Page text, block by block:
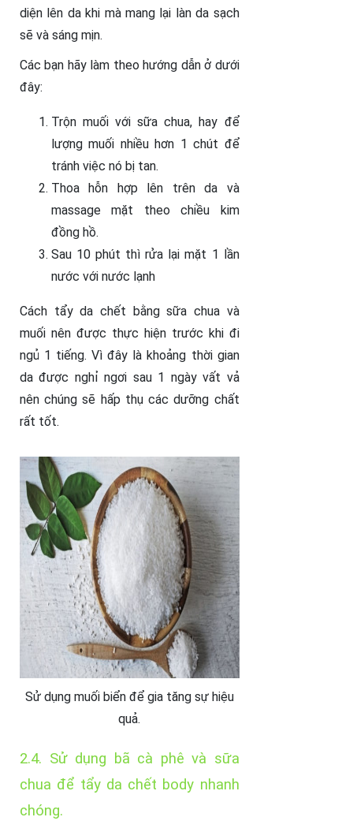
diện lên da khi mà mang lại làn da sạch
sẽ và sáng mịn.
Các bạn hãy làm theo hướng dẫn ở dưới
đây:
Trộn muối với sữa chua, hay để
lượng muối nhiều hơn 1 chút để
tránh việc nó bị tan.
Thoa hỗn hợp lên trên da và
massage mặt theo chiều kim
đồng hồ.
Sau 10 phút thì rửa lại mặt 1 lần
nước với nước lạnh
Cách tẩy da chết bằng sữa chua và
muối nên được thực hiện trước khi đi
ngủ 1 tiếng. Vì đây là khoảng thời gian
da được nghỉ ngơi sau 1 ngày vất vả
nên chúng sẽ hấp thụ các dưỡng chất
rất tốt.
Sử dụng muối biển để gia tăng sự hiệu
quả.
2.4. Sử dụng bã cà phê và sữa
chua để tẩy da chết body nhanh
chóng.